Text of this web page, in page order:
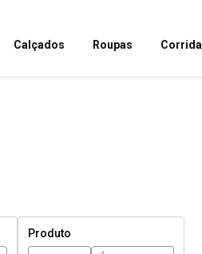
Calçados Roupas Corrida
Produto